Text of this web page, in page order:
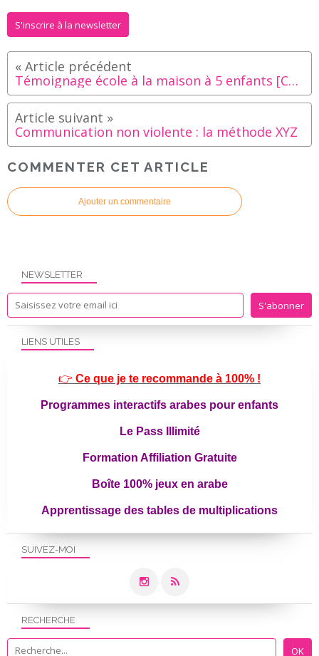
S'inscrire à la newsletter
Témoignage école à la maison à 5 enfants [CE2, CE1]
Communication non violente : la méthode XYZ
COMMENTER CET ARTICLE
Ajouter un commentaire
NEWSLETTER
SUIVEZ-MOI
RECHERCHE
LIENS UTILES
👉 Ce que je te recommande à 100% !
Programmes interactifs arabes pour enfants
Le Pass Illimité
Formation Affiliation Gratuite
Boîte 100% jeux en arabe
Apprentissage des tables de multiplications